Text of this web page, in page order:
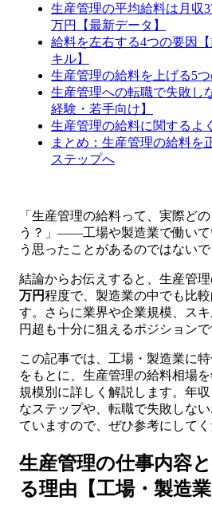
生産管理の平均給料は月収
万円【最新データ】
給料を左右する4つの要因
キル】
生産管理の給料を上げる5
生産管理への転職で失敗し
経験・若手向け】
生産管理の給料に関するよ
まとめ：生産管理の給料を
ステップへ
「生産管理の給料って、実際ど
う？」——工場や製造業で働いて
う思ったことがあるのではないで
結論からお伝えすると、生産管
万円程度で、製造業の中でも比
す。さらに業界や企業規模、ス
円超も十分に狙えるポジションで
この記事では、工場・製造業に
をもとに、生産管理の給料相場
規模別に詳しく解説します。年
なステップや、転職で失敗しな
ていますので、ぜひ参考にしてく
生産管理の仕事内容
る理由【工場・製造